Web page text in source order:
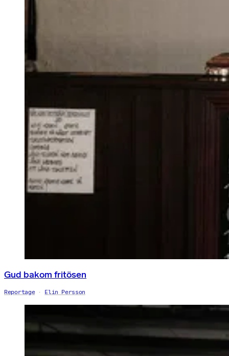
Gud bakom fritösen
Reportage Elin Persson